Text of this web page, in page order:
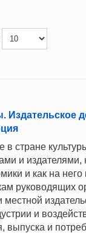
стране
и издателями,
и как на
руководящих
и
выпуска и